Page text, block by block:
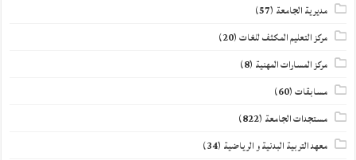
مديرية الجامعة (57)
مركز التعليم المكثف للغات(20)
مركز المسارات المهنية (8)
مسابقات(60)
مستجدات الجامعة (822)
معهد التربية البدنية و الرياضية (34)